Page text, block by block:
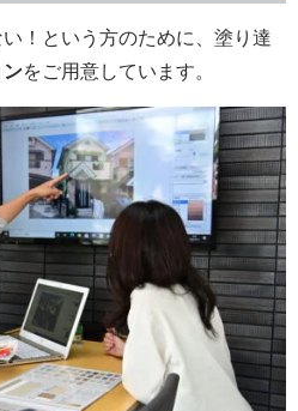
！という方のために、塗り達
ンをご用意しています。